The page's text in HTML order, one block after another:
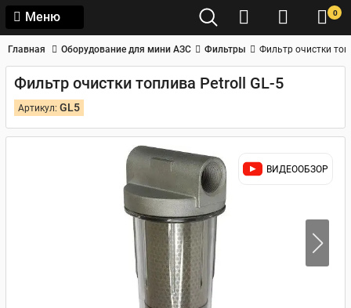
Меню 0
Главная Оборудование для мини АЗС Фильтры Фильтр очистки
Фильтр очистки топлива Petroll GL-5
Артикул: GL5
ВИДЕООБЗОР